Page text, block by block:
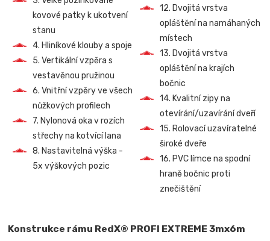
kovové patky k ukotvení
stanu
4. Hliníkové klouby a spoje
5. Vertikální vzpěra s
vestavěnou pružinou
6. Vnitřní vzpěry ve všech
nůžkových profilech
7. Nylonová oka v rozích
střechy na kotvící lana
8. Nastavitelná výška -
5x výškových pozic
12. Dvojitá vrstva
opláštění na namáhaných
místech
13. Dvojitá vrstva
opláštění na krajích
bočnic
14. Kvalitní zipy na
otevírání/uzavírání dveří
15. Rolovací uzavíratelné
široké dveře
16. PVC límce na spodní
hraně bočnic proti
znečištění
Konstrukce rámu RedX® PROFI EXTREME 3mx6m